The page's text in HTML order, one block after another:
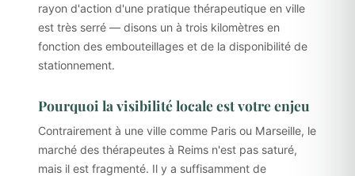
rayon d'action d'une pratique thérapeutique en ville
est très serré — disons un à trois kilomètres en
fonction des embouteillages et de la disponibilité de
stationnement.
Pourquoi la visibilité locale est votre enjeu
Contrairement à une ville comme Paris ou Marseille, le
marché des thérapeutes à Reims n'est pas saturé,
mais il est fragmenté. Il y a suffisamment de